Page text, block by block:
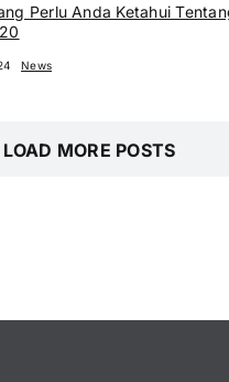
Perlu Anda Ketahui
News
LOAD MORE POSTS